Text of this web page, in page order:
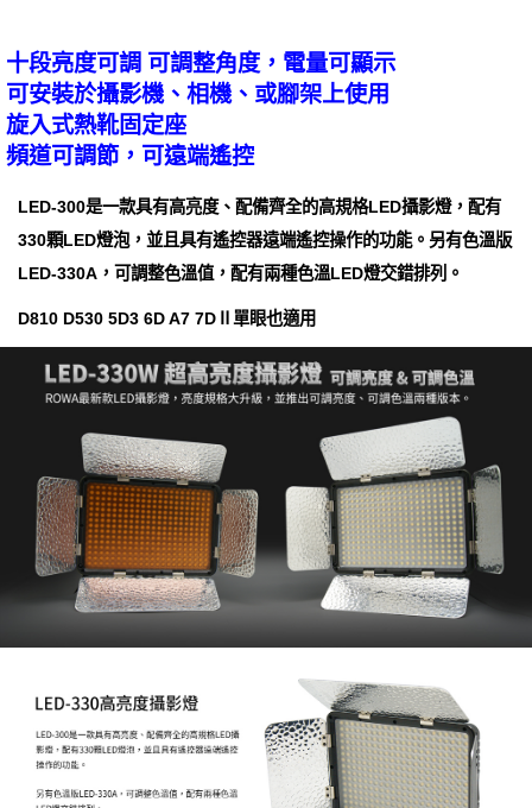
十段亮度可調 可調整角度，電量可顯示
可安裝於攝影機、相機、或腳架上使用
旋入式熱靴固定座
頻道可調節，可遠端遙控
LED-300是一款具有高亮度、配備齊全的高規格LED攝影燈，配有
330顆LED燈泡，並且具有遙控器遠端遙控操作的功能。另有色溫版
LED-330A，可調整色溫值，配有兩種色溫LED燈交錯排列。
D810 D530 5D3 6D A7 7DⅡ單眼也適用